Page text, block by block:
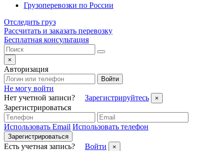
Грузоперевозки по России
Отследить груз
Рассчитать и заказать перевозку
Бесплатная консультация
×
Авторизация
Войти
Не могу войти
Нет учетной записи?
Зарегистрируйтесь ×
Зарегистрироваться
Использовать Email Использовать телефон
Зарегистрироваться
Есть учетная запись? Войти ×